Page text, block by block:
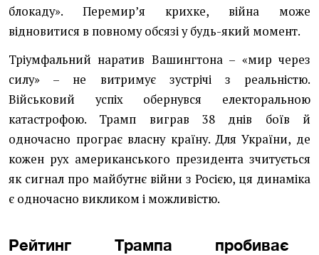
блокаду». Перемирʼя крихке, війна може
відновитися в повному обсязі у будь-який момент.
Тріумфальний наратив Вашингтона – «мир через
силу» – не витримує зустрічі з реальністю.
Військовий успіх обернувся електоральною
катастрофою. Трамп виграв 38 днів боїв й
одночасно програє власну країну. Для України, де
кожен рух американського президента зчитується
як сигнал про майбутнє війни з Росією, ця динаміка
є одночасно викликом і можливістю.
Рейтинг Трампа пробиває